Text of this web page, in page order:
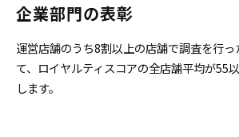
企業部門の表彰
運営店舗のうち8割以上の店舗で調査を行
て、ロイヤルティスコアの全店舗平均が55
します。